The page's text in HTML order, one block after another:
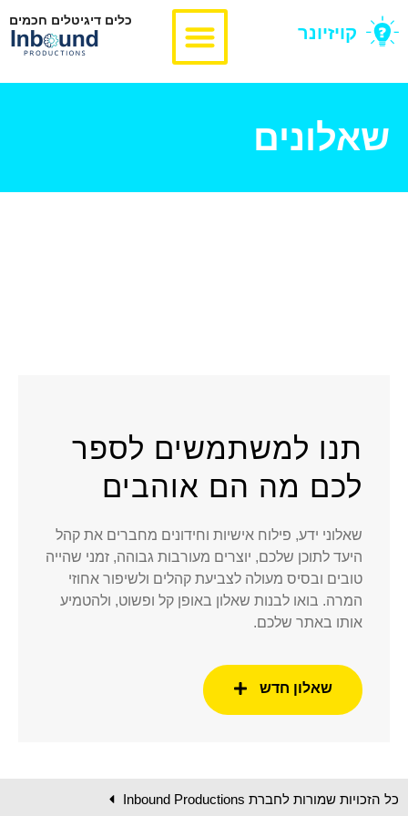
קויזיונר
כלים דיגיטלים חכמים
שאלונים
תנו למשתמשים לספר
לכם מה הם אוהבים
שאלוני ידע, פילוח אישיות וחידונים מחברים את קהל
היעד לתוכן שלכם, יוצרים מעורבות גבוהה, זמני שהייה
טובים ובסיס מעולה לצביעת קהלים ולשיפור אחוזי
המרה. בואו לבנות שאלון באופן קל ופשוט, ולהטמיע
אותו באתר שלכם.
שאלון חדש
כל הזכויות שמורות לחברת Inbound Productions